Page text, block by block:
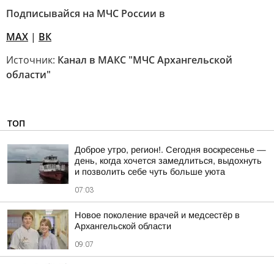
Подписывайся на МЧС России в
MAX | ВК
Источник: Канал в МАКС "МЧС Архангельской
области"
ТОП
Доброе утро, регион!. Сегодня воскресенье —
день, когда хочется замедлиться, выдохнуть
и позволить себе чуть больше уюта
07:03
Новое поколение врачей и медсестёр в
Архангельской области
09:07